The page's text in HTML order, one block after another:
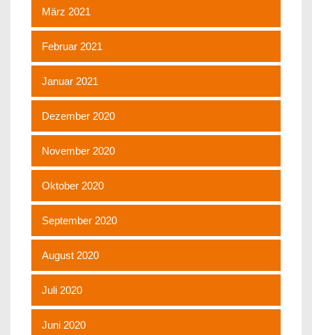
März 2021
Februar 2021
Januar 2021
Dezember 2020
November 2020
Oktober 2020
September 2020
August 2020
Juli 2020
Juni 2020